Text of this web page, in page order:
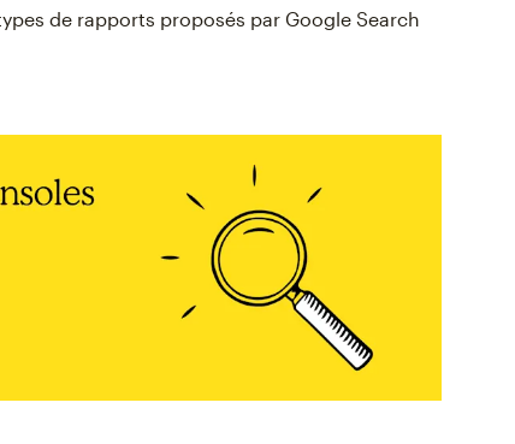
de rapports proposés par Google Search